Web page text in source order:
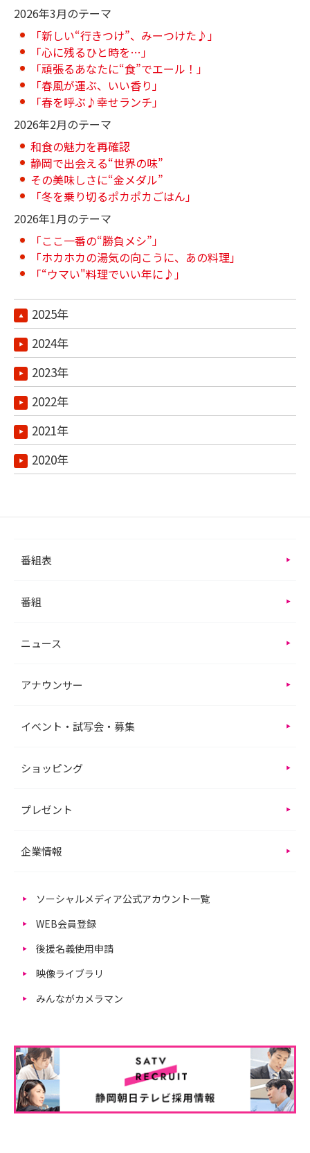
2026年3月のテーマ
「新しい“行きつけ”、みーつけた♪」
「心に残るひと時を…」
「頑張るあなたに“食”でエール！」
「春風が運ぶ、いい香り」
「春を呼ぶ♪幸せランチ」
2026年2月のテーマ
和食の魅力を再確認
静岡で出会える“世界の味”
その美味しさに“金メダル”
「冬を乗り切るポカポカごはん」
2026年1月のテーマ
「ここ一番の“勝負メシ”」
「ホカホカの湯気の向こうに、あの料理」
「“ウマい"料理でいい年に♪」
2025年
2024年
2023年
2022年
2021年
2020年
番組表
番組
ニュース
アナウンサー
イベント・試写会・募集
ショッピング
プレゼント
企業情報
ソーシャルメディア公式アカウント一覧
WEB会員登録
後援名義使用申請
映像ライブラリ
みんながカメラマン